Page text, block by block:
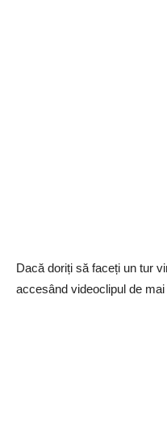
Dacă doriți să faceți un tur
accesând videoclipul de mai